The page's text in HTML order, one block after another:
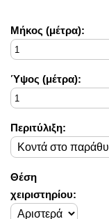
φρέσκες ιδέες
απαιτητικούς!
Στο Decorama Home
ασύγκριτο στυλ στο
με τον πιο όμορφο
Mήκος (μέτρα):
Ύψος (μέτρα):
Περιτύλιξη:
Θέση
χειριστηρίου: